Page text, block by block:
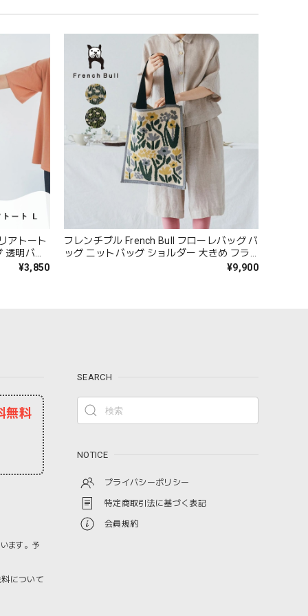
アトート
明バッ
かわい
¥3,850
フレンチブル French Bull フローレバッグ バ
ッグ ニットバッグ ショルダー 大きめ フラ
ワー レディース マチなし ブランド 日本製
¥9,900
無料
ます。予
について
SEARCH
NOTICE
プライバシーポリシー
特定商取引法に基づく表記
会員規約